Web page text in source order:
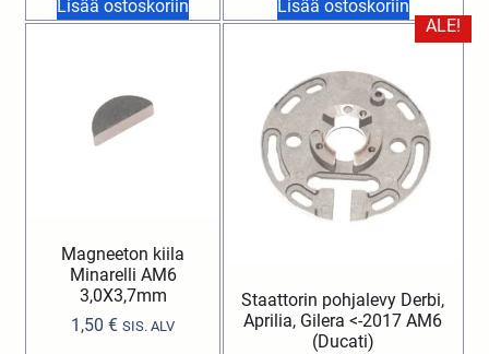
Lisää ostoskoriin Lisää ostoskoriin
Magneeton kiila
Minarelli AM6
3,0X3,7mm
1,50 € SIS. ALV
ALE!
Staattorin pohjalevy Derbi,
Aprilia, Gilera <-2017 AM6
(Ducati)